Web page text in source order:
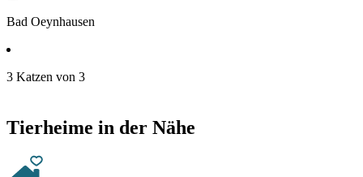
Bad Oeynhausen
3 Katzen von 3
Tierheime in der Nähe